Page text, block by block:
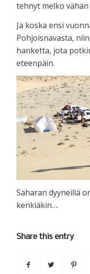
tehnyt melko
Ja koska ensi
Pohjoisnavasta,
hanketta, jota
eteenpäin.
Saharan dyyneillä
kenkiäkin….
Share this entry